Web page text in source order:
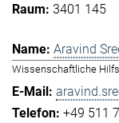
3401 145
Aravind
Wissenschaftliche
+49 511